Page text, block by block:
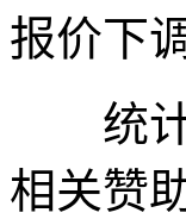
报价下
统计
相关赞